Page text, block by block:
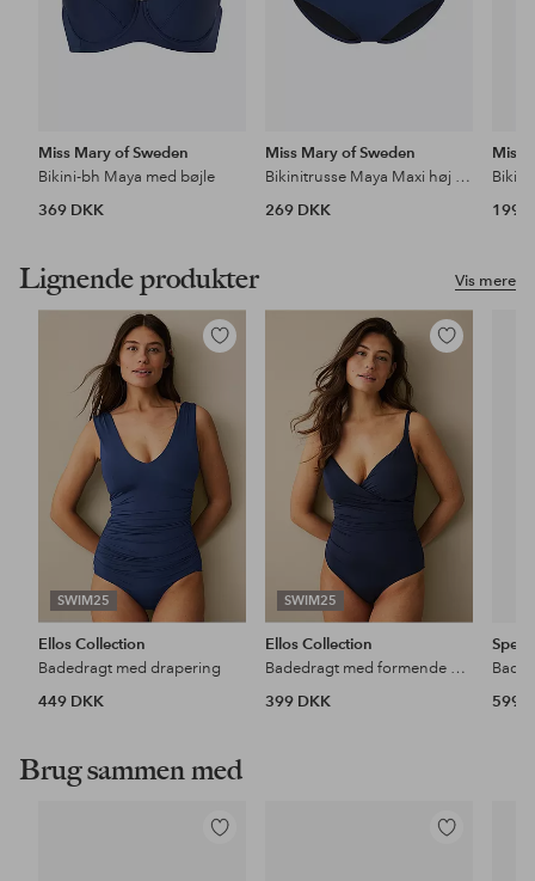
Miss Mary of Sweden
Bikini-bh Maya med bøjle
369 DKK
Miss Mary of Sweden
Bikinitrusse Maya Maxi høj talje
269 DKK
Miss
199
Vis mere
Lignende produkter
SWIM25
Tilføj
Ellos Collection
Badedragt med drapering
449 DKK
SWIM25
Tilføj
Ellos Collection
Badedragt med formende effekt
399 DKK
599
Brug sammen med
Tilføj
Tilføj